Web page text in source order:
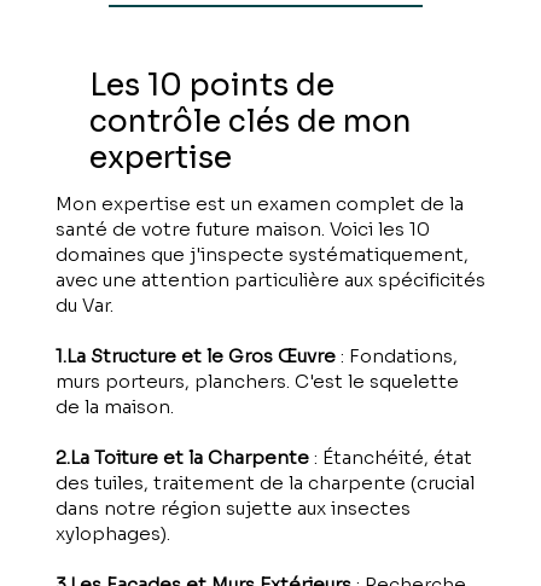
Les 10 points de
contrôle clés de mon
expertise
Mon expertise est un examen complet de la
santé de votre future maison. Voici les 10
domaines que j'inspecte systématiquement,
avec une attention particulière aux spécificités
du Var.
1.La Structure et le Gros Œuvre: Fondations,
murs porteurs, planchers. C'est le squelette
de la maison.
2.La Toiture et la Charpente: Étanchéité, état
des tuiles, traitement de la charpente (crucial
dans notre région sujette aux insectes
xylophages).